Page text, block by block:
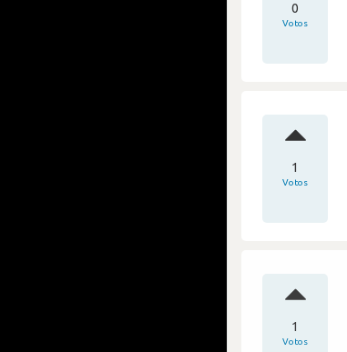
0
Votos
1
Votos
1
Votos